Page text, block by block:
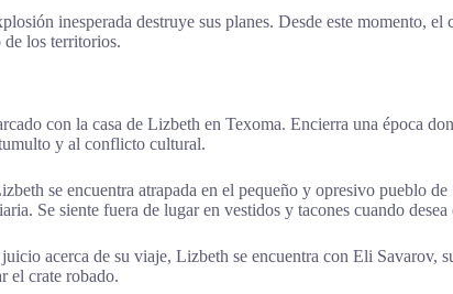
inesperada destruye sus planes. Desde este momento,
de los territorios.
con la casa de Lizbeth en Texoma. Encierra una época
y al conflicto cultural.
se encuentra atrapada en el pequeño y opresivo pueblo
Se siente fuera de lugar en vestidos y tacones cuando
acerca de su viaje, Lizbeth se encuentra con Eli
el crate robado.